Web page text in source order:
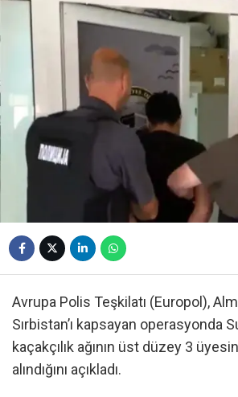
Avrupa Polis Teşkilatı (Europol),
Sırbistan’ı kapsayan operasyonda
kaçakçılık ağının üst düzey 3
alındığını açıkladı.